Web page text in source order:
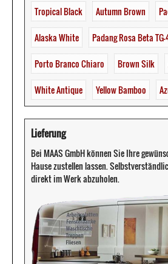
Tropical Black Autumn Brown
Alaska White Padang Rosa Beta
Porto Branco Chiaro Brown Silk
White Antique Yellow Bamboo
Lieferung
Bei MAAS GmbH können Sie Ihre
Hause zustellen lassen.
direkt im Werk abzuholen.